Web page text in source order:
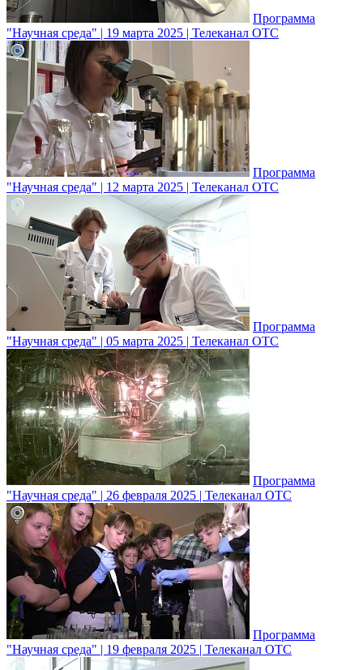
Программа
"Научная среда" | 19 марта 2025 | Телеканал ОТС
Программа
"Научная среда" | 12 марта 2025 | Телеканал ОТС
Программа
"Научная среда" | 05 марта 2025 | Телеканал ОТС
Программа
"Научная среда" | 26 февраля 2025 | Телеканал ОТС
Программа
"Научная среда" | 19 февраля 2025 | Телеканал ОТС